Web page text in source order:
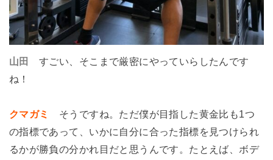
山田すごい、そこまで厳密にやっていらしたんです
ね！
クマガミ そうですね。ただ僕が目指した黄金比も1つ
の指標であって、いかに自分に合った指標を見つけられ
るかが勝負の分かれ目だと思うんです。たとえば、ボデ